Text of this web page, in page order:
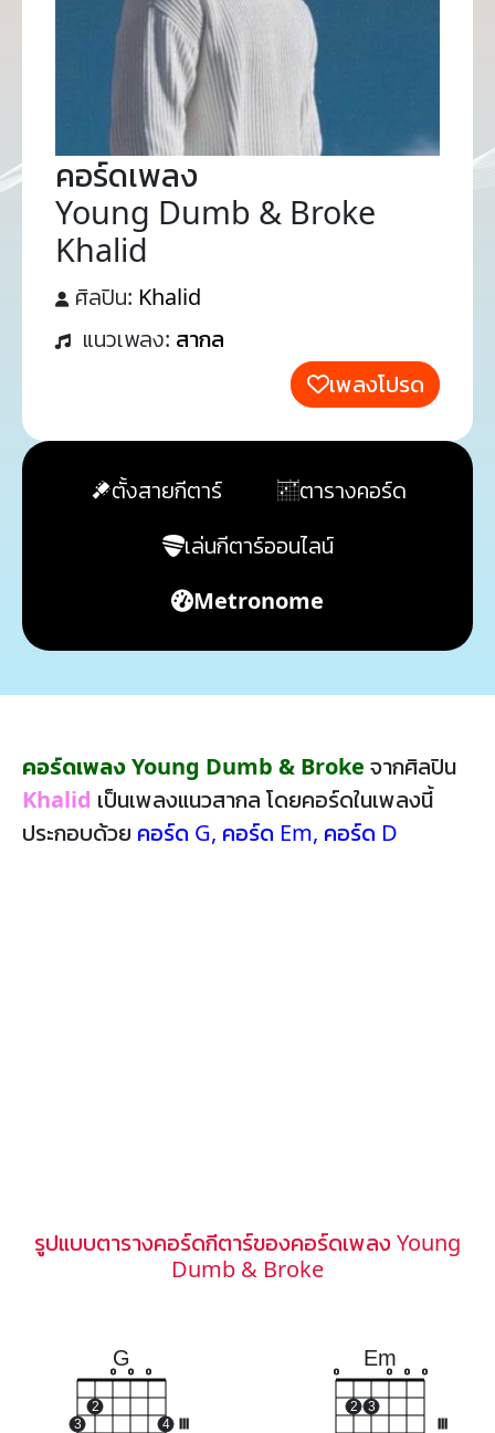
คอร์ดเพลง
Young Dumb & Broke
Khalid
ศิลปิน: Khalid
แนวเพลง: สากล
เพลงโปรด
ตั้งสายกีตาร์
ตารางคอร์ด
เล่นกีตาร์ออนไลน์
Metronome
คอร์ดเพลง Young Dumb & Broke จากศิลปิน
Khalid เป็นเพลงแนวสากล โดยคอร์ดในเพลงนี้
ประกอบด้วย คอร์ด G, คอร์ด Em, คอร์ด D
รูปแบบตารางคอร์ดกีตาร์ของคอร์ดเพลง Young
Dumb & Broke
G
3
2
o o o
4
Em
o
2 3
o o o